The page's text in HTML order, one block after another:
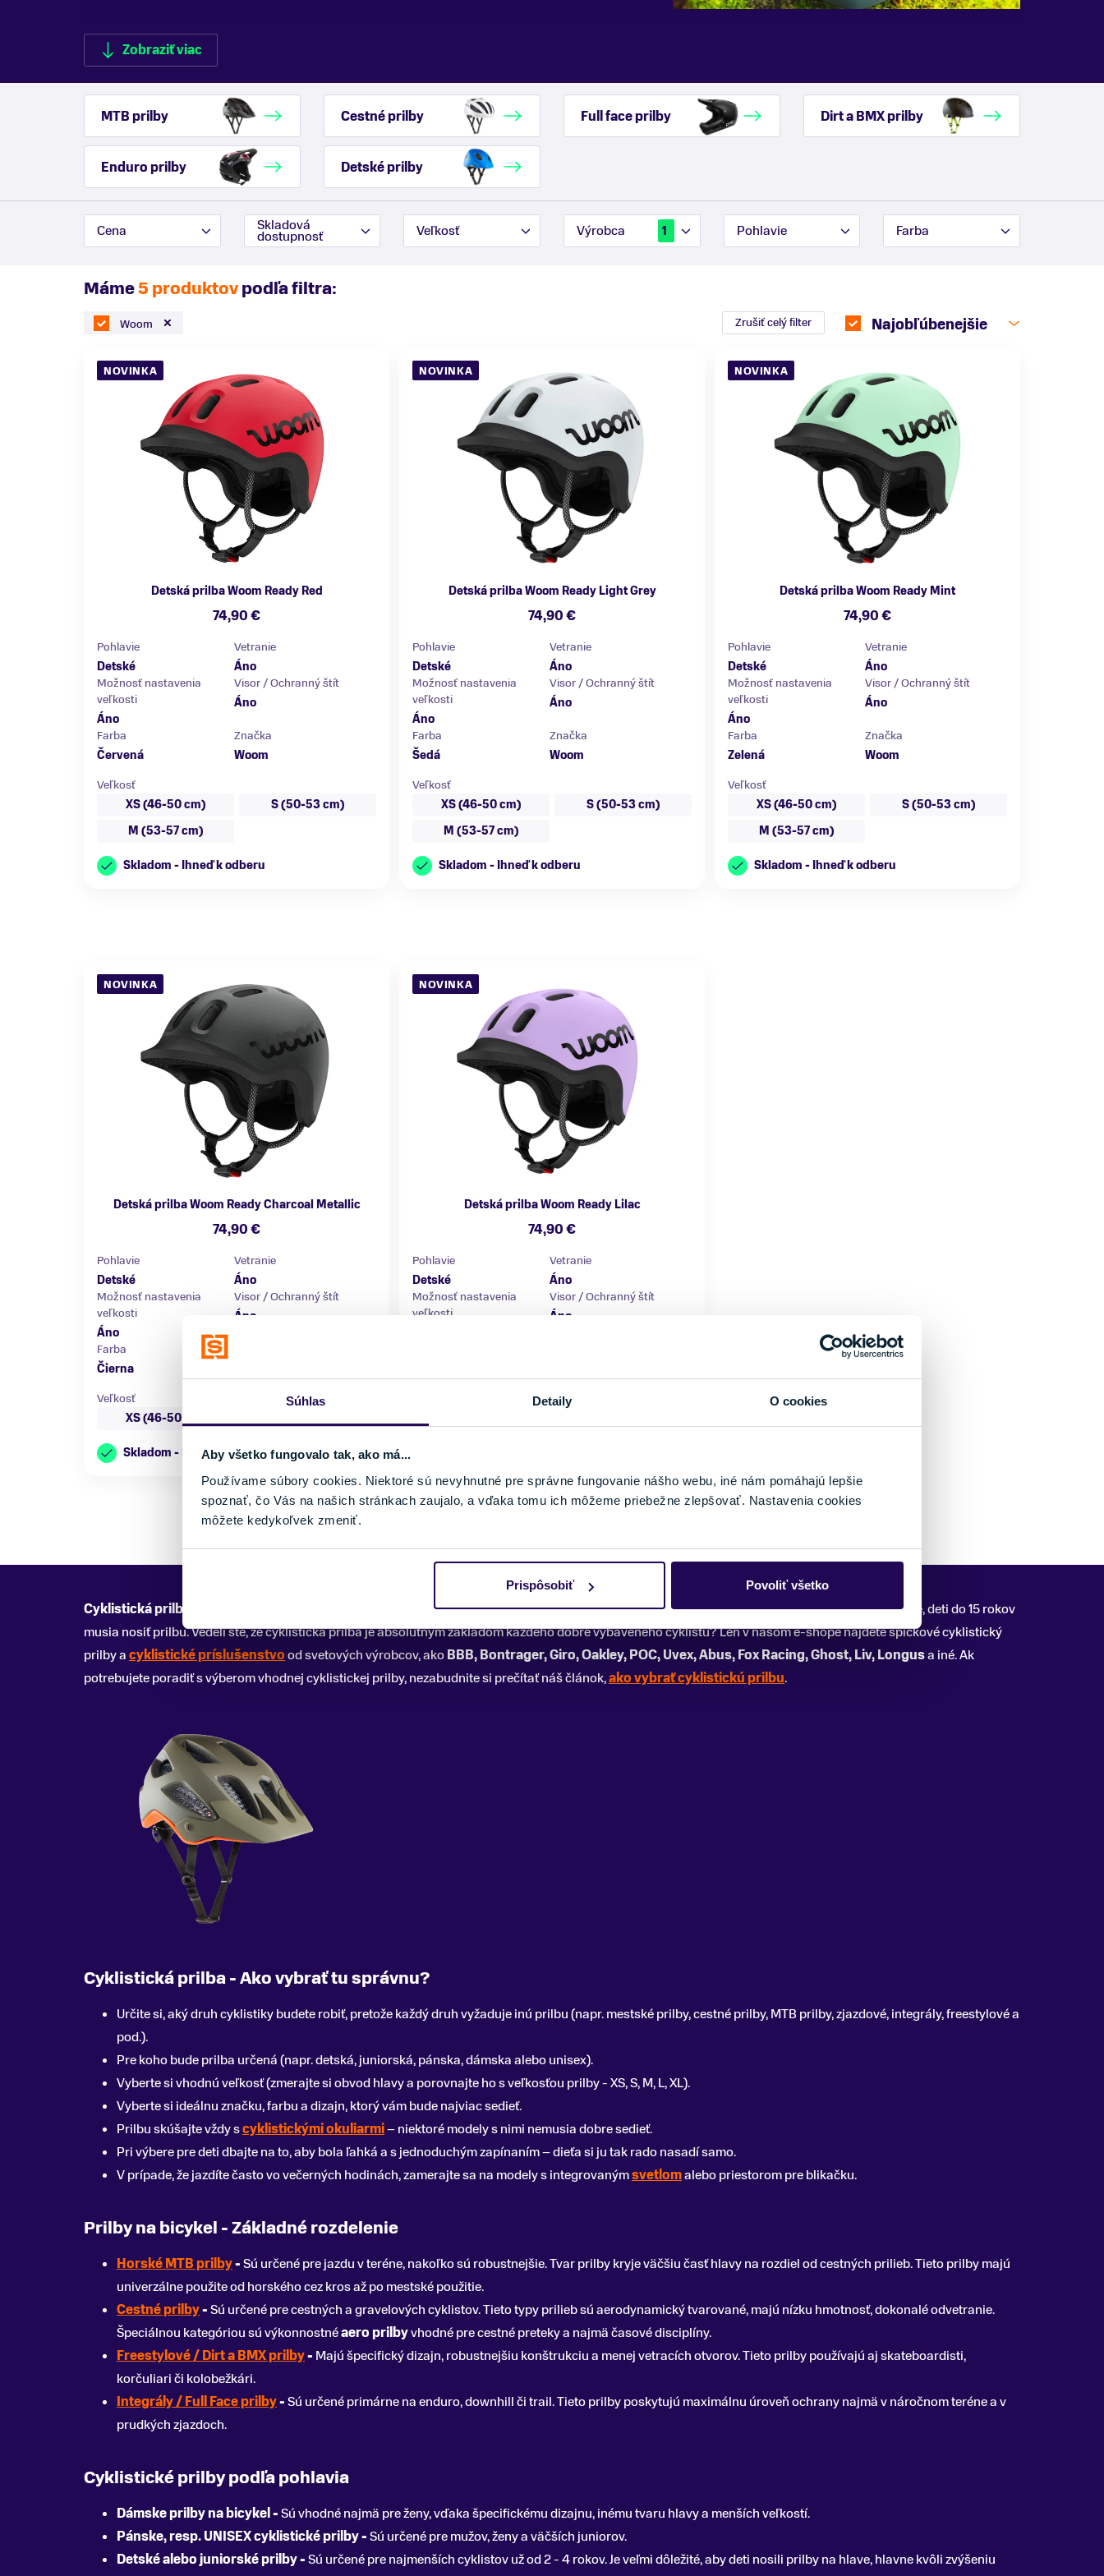
Súhlas Detaily O cookies
Aby všetko fungovalo tak, ako má...
Používame súbory cookies. Niektoré sú nevyhnutné pre správne fungovanie nášho webu, iné nám pomáhajú lepšie
spoznať, čo Vás na našich stránkach zaujalo, a vďaka tomu ich môžeme priebežne zlepšovať. Nastavenia cookies
môžete kedykoľvek zmeniť.
Prispôsobiť Povoliť všetko
Zobraziť viac
Zobraziť menej
MTB prilby Cestné prilby Full face prilby Dirt a BMX prilby
Enduro prilby Detské prilby
Cena Skladová
dostupnosť Veľkosť Výrobca 1 Pohlavie Farba
Máme5 produktovpodľa filtra:
Woom Zrušiť celý filter Najobľúbenejšie
NOVINKA
Detská prilba Woom Ready Red
74,90 €
Pohlavie
Detské
Vetranie
Áno
Možnosť nastavenia
veľkosti
Áno
Visor / Ochranný štít
Áno
Farba
Červená
Značka
Woom
Veľkosť
XS (46-50 cm)
S (50-53 cm)
M (53-57 cm)
Skladom - Ihneď k odberu
NOVINKA
Detská prilba Woom Ready Light Grey
74,90 €
Pohlavie
Detské
Vetranie
Áno
Možnosť nastavenia
veľkosti
Áno
Visor / Ochranný štít
Áno
Farba
Šedá
Značka
Woom
Veľkosť
XS (46-50 cm)
S (50-53 cm)
M (53-57 cm)
Skladom - Ihneď k odberu
NOVINKA
Detská prilba Woom Ready Mint
74,90 €
Pohlavie
Detské
Vetranie
Áno
Možnosť nastavenia
veľkosti
Áno
Visor / Ochranný štít
Áno
Farba
Zelená
Značka
Woom
Veľkosť
XS (46-50 cm)
S (50-53 cm)
M (53-57 cm)
Skladom - Ihneď k odberu
NOVINKA
Detská prilba Woom Ready Charcoal Metallic
74,90 €
Pohlavie
Detské
Vetranie
Áno
Možnosť nastavenia
veľkosti
Áno
Visor / Ochranný štít
Áno
Farba
Čierna
Veľkosť
XS (46-50 cm)
Skladom - Ihneď k odberu
NOVINKA
Detská prilba Woom Ready Lilac
74,90 €
Pohlavie
Detské
Vetranie
Áno
Možnosť nastavenia
veľkosti
Visor / Ochranný štít
Áno
Cyklistická prilba
(resp. helmy na bicykel) zásadne zvyšujú bezpečnosť cyklistov a najnovšie je používanie prilby dané zákonom. Len pre informácie, deti do 15 rokov
musia nosiť prilbu. Vedeli ste, že cyklistická prilba je absolútnym základom každého dobre vybaveného cyklistu? Len v našom e-shope nájdete špičkové cyklistický
prilby acyklistické príslušenstvood svetových výrobcov, akoBBB, Bontrager, Giro, Oakley, POC, Uvex, Abus, Fox Racing, Ghost, Liv, Longusa iné. Ak
potrebujete poradiť s výberom vhodnej cyklistickej prilby, nezabudnite si prečítať náš článok,ako vybrať cyklistickú prilbu.
Cyklistická prilba - Ako vybrať tu správnu?
Určite si, aký druh cyklistiky budete robiť, pretože každý druh vyžaduje inú prilbu (napr. mestské prilby, cestné prilby, MTB prilby, zjazdové, integrály, freestylové a
pod.).
Pre koho bude prilba určená (napr. detská, juniorská, pánska, dámska alebo unisex).
Vyberte si vhodnú veľkosť (zmerajte si obvod hlavy a porovnajte ho s veľkosťou prilby - XS, S, M, L, XL).
Vyberte si ideálnu značku, farbu a dizajn, ktorý vám bude najviac sedieť.
Prilbu skúšajte vždy scyklistickými okuliarmi– niektoré modely s nimi nemusia dobre sedieť.
Pri výbere pre deti dbajte na to, aby bola ľahká a s jednoduchým zapínaním – dieťa si ju tak rado nasadí samo.
V prípade, že jazdíte často vo večerných hodinách, zamerajte sa na modely s integrovanýmsvetlomalebo priestorom pre blikačku.
Prilby na bicykel - Základné rozdelenie
Horské MTB prilby-Sú určené pre jazdu v teréne, nakoľko sú robustnejšie. Tvar prilby kryje väčšiu časť hlavy na rozdiel od cestných prilieb. Tieto prilby majú
univerzálne použite od horského cez kros až po mestské použitie.
Cestné prilby-Sú určené pre cestných a gravelových cyklistov. Tieto typy prilieb sú aerodynamický tvarované, majú nízku hmotnosť, dokonalé odvetranie.
Špeciálnou kategóriou sú výkonnostnéaero prilbyvhodné pre cestné preteky a najmä časové disciplíny.
Freestylové / Dirt a BMX prilby- Majú špecifický dizajn, robustnejšiu konštrukciu a menej vetracích otvorov. Tieto prilby používajú aj skateboardisti,
korčuliari či kolobežkári.
Integrály / Full Face prilby-Sú určené primárne na enduro, downhill či trail. Tieto prilby poskytujú maximálnu úroveň ochrany najmä v náročnom teréne a v
prudkých zjazdoch.
Cyklistické prilby podľa pohlavia
Dámske prilby na bicykel -Sú vhodné najmä pre ženy, vďaka špecifickému dizajnu, inému tvaru hlavy a menších veľkostí.
Pánske, resp. UNISEX cyklistické prilby -Sú určené pre mužov, ženy a väčších juniorov.
Detské alebo juniorské prilby -Sú určené pre najmenších cyklistov už od 2 - 4 rokov. Je veľmi dôležité, aby deti nosili prilby na hlave, hlavne kvôli zvýšeniu